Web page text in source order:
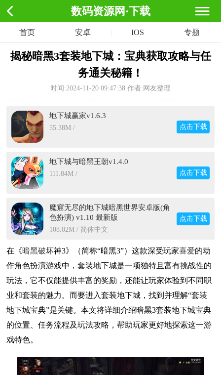
数码资源网·下载
首页 安卓 IOS 专题
揭秘暗黑3套装地下城：宝典获取攻略与任
务通关秘籍！
时间:2024-11-20 09:47:38 作者:网友整理
地下城赢家v1.6.3
55.38M / 点击下载
地下城与暗黑王朝v1.4.0
111.84M / 点击下载
魔窟无尽的地下城暗黑世界安卓版(角
色扮演) v1.10 最新版
108.02M / 简体中文
点击下载
在《暗黑破坏神3》（简称“暗黑3”）这款深受玩家喜爱的动
作角色扮演游戏中，套装地下城是一项独特且富有挑战性的
玩法，它不仅能提供丰富的奖励，还能让玩家体验到不同职
业和套装的魅力。而要进入套装地下城，找到并理解“套装
地下城宝典”是关键。本文将详细介绍暗黑3套装地下城宝典
的位置、任务流程及玩法攻略，帮助玩家更好地探索这一游
戏特色。